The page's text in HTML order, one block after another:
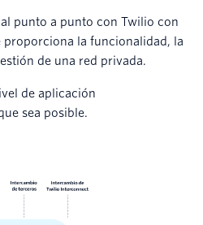
punto a punto con Twilio con
proporciona la funcionalidad, la
de una red privada.
de aplicación
sea posible.